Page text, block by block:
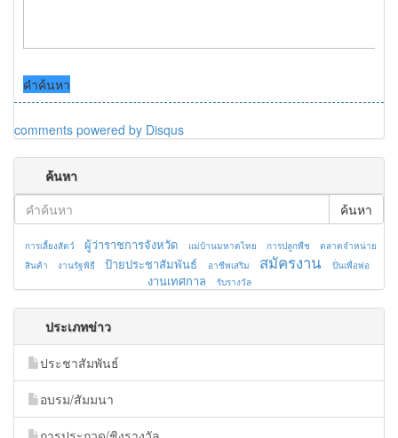
คำค้นหา
comments powered by Disqus
ค้นหา
ค้นหา
การเลี้ยงสัตว์ ผู้ว่าราชการจังหวัด แม่บ้านมหาดไทย การปลูกพืช
ตลาดจำหน่าย
สินค้า
งานรัฐพิธี ป้ายประชาสัมพันธ์ อาชีพเสริม สมัครงาน ปั่นเพื่อพ่อ
งานเทศกาล รับรางวัล
ประเภทข่าว
ประชาสัมพันธ์
อบรม/สัมมนา